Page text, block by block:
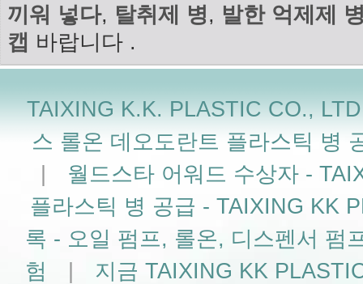
끼워 넣다, 탈취제 병, 발한 억제제
캡 바랍니다 .
TAIXING K.K. PLASTIC CO.,
스 롤온 데오도란트 플라스틱 병
월드스타 어워드 수상자 -
플라스틱 병 공급 - TAIXING KK
록 - 오일 펌프, 롤온, 디스펜서 펌
험
지금 TAIXING KK